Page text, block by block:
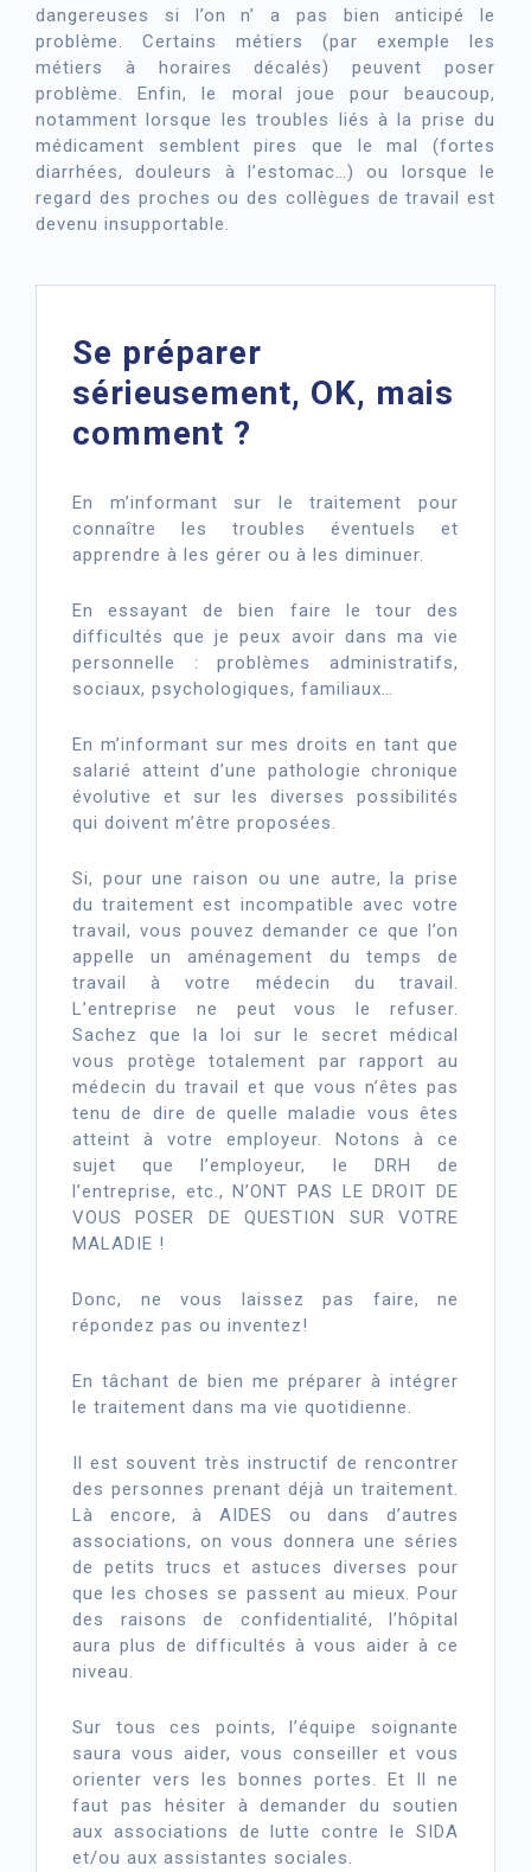
dangereuses si l’on n’ a pas bien anticipé le
problème. Certains métiers (par exemple les
métiers à horaires décalés) peuvent poser
problème. Enfin, le moral joue pour beaucoup,
notamment lorsque les troubles liés à la prise du
médicament semblent pires que le mal (fortes
diarrhées, douleurs à l’estomac…) ou lorsque le
regard des proches ou des collègues de travail est
devenu insupportable.
Se préparer
sérieusement, OK, mais
comment ?
En m’informant sur le traitement pour
connaître les troubles éventuels et
apprendre à les gérer ou à les diminuer.
En essayant de bien faire le tour des
difficultés que je peux avoir dans ma vie
personnelle : problèmes administratifs,
sociaux, psychologiques, familiaux…
En m’informant sur mes droits en tant que
salarié atteint d’une pathologie chronique
évolutive et sur les diverses possibilités
qui doivent m’être proposées.
Si, pour une raison ou une autre, la prise
du traitement est incompatible avec votre
travail, vous pouvez demander ce que l’on
appelle un aménagement du temps de
travail à votre médecin du travail.
L’entreprise ne peut vous le refuser.
Sachez que la loi sur le secret médical
vous protège totalement par rapport au
médecin du travail et que vous n’êtes pas
tenu de dire de quelle maladie vous êtes
atteint à votre employeur. Notons à ce
sujet que l’employeur, le DRH de
l’entreprise, etc., N’ONT PAS LE DROIT DE
VOUS POSER DE QUESTION SUR VOTRE
MALADIE !
Donc, ne vous laissez pas faire, ne
répondez pas ou inventez!
En tâchant de bien me préparer à intégrer
le traitement dans ma vie quotidienne.
Il est souvent très instructif de rencontrer
des personnes prenant déjà un traitement.
Là encore, à AIDES ou dans d’autres
associations, on vous donnera une séries
de petits trucs et astuces diverses pour
que les choses se passent au mieux. Pour
des raisons de confidentialité, l’hôpital
aura plus de difficultés à vous aider à ce
niveau.
Sur tous ces points, l’équipe soignante
saura vous aider, vous conseiller et vous
orienter vers les bonnes portes. Et Il ne
faut pas hésiter à demander du soutien
aux associations de lutte contre le SIDA
et/ou aux assistantes sociales.